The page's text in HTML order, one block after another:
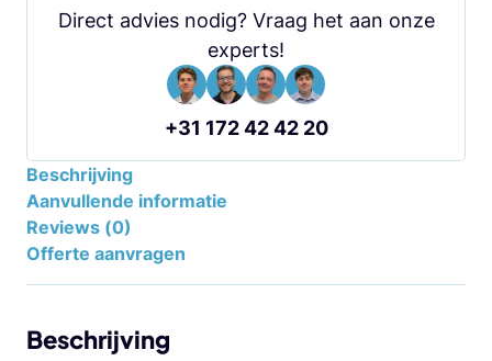
Direct advies nodig? Vraag het aan onze
experts!
+31 172 42 42 20
Beschrijving
Aanvullende informatie
Reviews (0)
Offerte aanvragen
Beschrijving